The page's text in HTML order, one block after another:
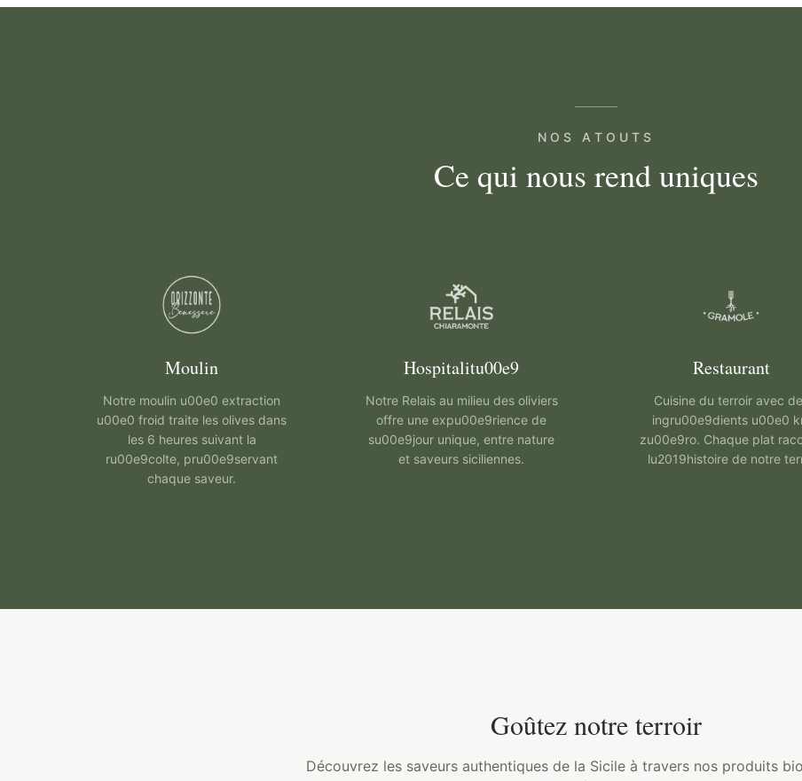
NOS ATOUTS
Ce qui nous rend uniques
Moulin
Notre moulin u00e0 extraction
u00e0 froid traite les olives dans
les 6 heures suivant la
ru00e9colte, pru00e9servant
chaque saveur.
Hospitalitu00e9
Notre Relais au milieu des oliviers
offre une expu00e9rience de
su00e9jour unique, entre nature
et saveurs siciliennes.
Restaurant
Cuisine du terroir avec
ingru00e9dients u00e0
zu00e9ro. Chaque plat
lu2019histoire de notre
Goûtez notre terroir
Découvrez les saveurs authentiques de la Sicile à travers nos produits